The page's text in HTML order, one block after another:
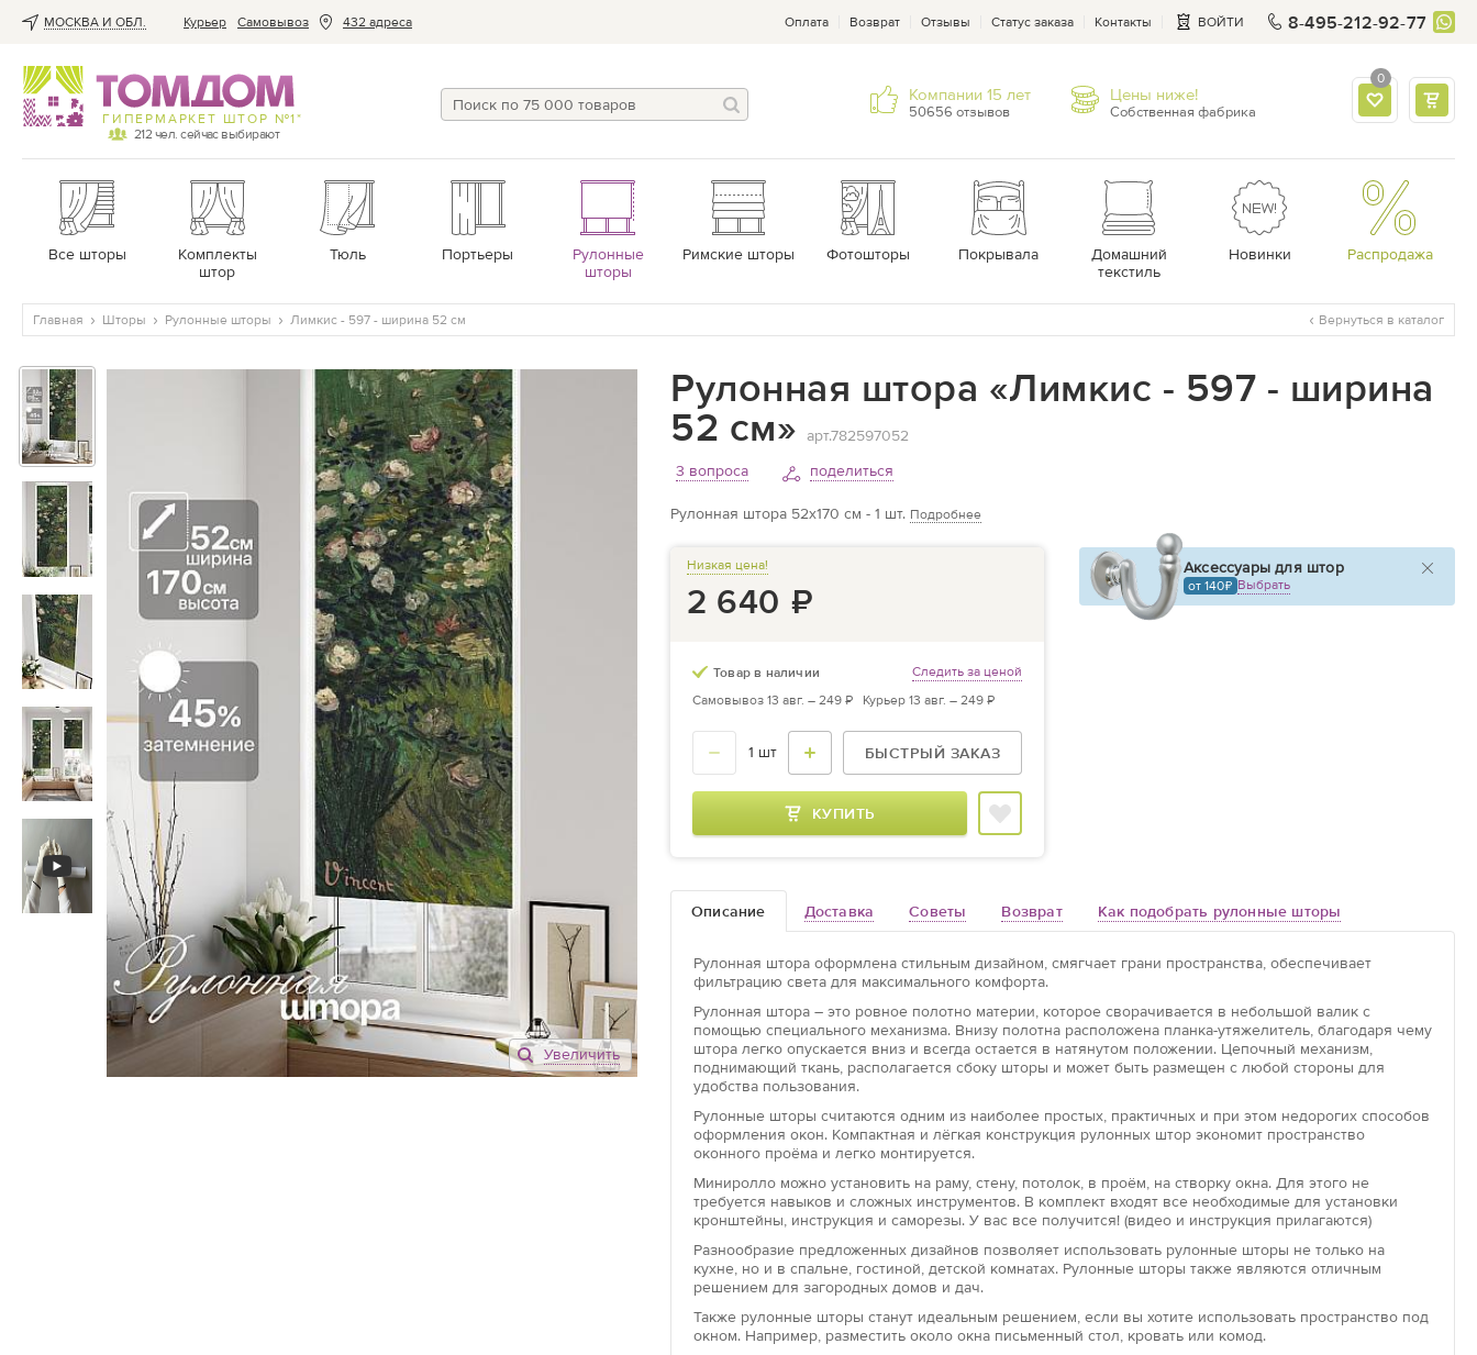
МОСКВА И ОБЛ. Курьер Cамовывоз 432 адреса Оплата Возврат Отзывы Статус заказа Контакты ВОЙТИ 8-495-212-92-77
ГИПЕРМАРКЕТ ШТОР №1*
212 чел. сейчас выбирают
Компании 15 лет
50656 отзывов
Цены ниже!
Собственная фабрика
0
Все шторы
Комплекты
штор
Тюль Портьеры
Рулонные
шторы
Римские шторы Фотошторы Покрывала
Домашний
текстиль
Новинки Распродажа
Главная Шторы Рулонные шторы Лимкис - 597 - ширина 52 см Вернуться в каталог
Увеличить Увеличить
Рулонная штора «Лимкис - 597 - ширина
52 см»
арт.782597052
3 вопроса
поделиться
Рулонная штора 52х170 см - 1 шт. Подробнее
Низкая цена!
2 640 ₽
Товар в наличии
Следить за ценой
Самовывоз 13 авг. – 249 ₽ Курьер 13 авг. – 249 ₽
БЫСТРЫЙ ЗАКАЗ
КУПИТЬ
Аксессуары для штор
от 140 Выбрать
Описание Доставка Cоветы Возврат Как подобрать рулонные шторы
Рулонная штора оформлена стильным дизайном, смягчает грани пространства, обеспечивает
фильтрацию света для максимального комфорта.
Рулонная штора – это ровное полотно материи, которое сворачивается в небольшой валик с
помощью специального механизма. Внизу полотна расположена планка-утяжелитель, благодаря чему
штора легко опускается вниз и всегда остается в натянутом положении. Цепочный механизм,
поднимающий ткань, располагается сбоку шторы и может быть размещен с любой стороны для
удобства пользования.
Рулонные шторы считаются одним из наиболее простых, практичных и при этом недорогих способов
оформления окон. Компактная и лёгкая конструкция рулонных штор экономит пространство
оконного проёма и легко монтируется.
Миниролло можно установить на раму, стену, потолок, в проём, на створку окна. Для этого не
требуется навыков и сложных инструментов. В комплект входят все необходимые для установки
кронштейны, инструкция и саморезы. У вас все получится! (видео и инструкция прилагаются)
Разнообразие предложенных дизайнов позволяет использовать рулонные шторы не только на
кухне, но и в спальне, гостиной, детской комнатах. Рулонные шторы также являются отличным
решением для загородных домов и дач.
Также рулонные шторы станут идеальным решением, если вы хотите использовать пространство под
окном. Например, разместить около окна письменный стол, кровать или комод.
Открытого типа
конструкцию, состоящую из верхнего вала, полотна, нижней
направляющей планки и цепочки для управления. Крепление такой
роллеты возможно к стене над окном, к потолку или внутри оконного
проема.
Закрытого типа
Конструкция работает по такому же принципу, как и открытая роллета –
текстильное полотно накручивается на вал при помощи подъемного
направляющих планок с двух сторон полотна и короба, закрывающего вал.
Благодаря такому устройству штора хорошо держит форму и надежно